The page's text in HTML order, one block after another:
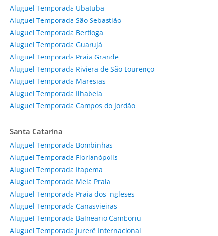
Aluguel Temporada Ubatuba
Aluguel Temporada São Sebastião
Aluguel Temporada Bertioga
Aluguel Temporada Guarujá
Aluguel Temporada Praia Grande
Aluguel Temporada Riviera de São Lourenço
Aluguel Temporada Maresias
Aluguel Temporada Ilhabela
Aluguel Temporada Campos do Jordão
Santa Catarina
Aluguel Temporada Bombinhas
Aluguel Temporada Florianópolis
Aluguel Temporada Itapema
Aluguel Temporada Meia Praia
Aluguel Temporada Praia dos Ingleses
Aluguel Temporada Canasvieiras
Aluguel Temporada Balneário Camboriú
Aluguel Temporada Jurerê Internacional